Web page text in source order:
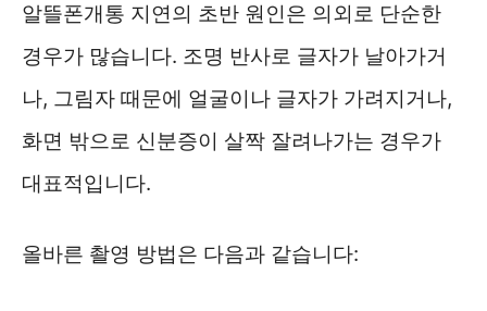
알뜰폰개통 지연의 초반 원인은 의외로 단순한
경우가 많습니다. 조명 반사로 글자가 날아가거
나, 그림자 때문에 얼굴이나 글자가 가려지거나,
화면 밖으로 신분증이 살짝 잘려나가는 경우가
대표적입니다.
올바른 촬영 방법은 다음과 같습니다: